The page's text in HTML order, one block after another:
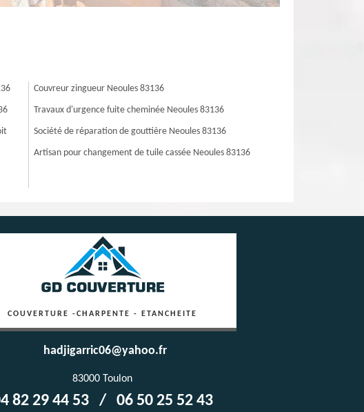
Couvreur zingueur Neoules 83136
Travaux d'urgence fuite cheminée Neoules 83136
Société de réparation de gouttière Neoules 83136
Artisan pour changement de tuile cassée Neoules 83136
COUVERTURE -CHARPENTE - ETANCHEITE
hadjigarric06@yahoo.fr
83000 Toulon
82 29 44 53 / 06 50 25 52 43